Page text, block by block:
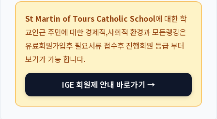
St Martin of Tours Catholic School에 대한 학
교인근 주민에 대한 경제적,사회적 환경과 모든랭킹은
유료회원가입후 필요서류 접수후 진행회원 등급 부터
보기가 가능 합니다.
IGE 회원제 안내 바로가기 →